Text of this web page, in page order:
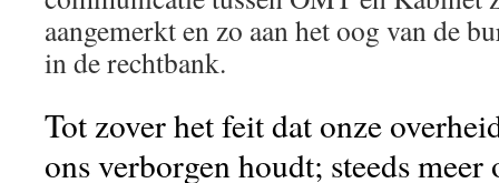
aangemerkt en zo aan het oog van de
in de rechtbank.
Tot zover het feit dat onze
ons verborgen houdt; steeds